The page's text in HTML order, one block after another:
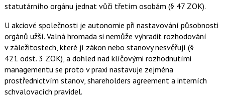
statutárního orgánu jednat vůči třetím osobám (§ 47 ZOK).
U akciové společnosti je autonomie při nastavování působnosti
orgánů užší. Valná hromada si nemůže vyhradit rozhodování
v záležitostech, které jí zákon nebo stanovy nesvěřují (§
421 odst. 3 ZOK), a dohled nad klíčovými rozhodnutími
managementu se proto v praxi nastavuje zejména
prostřednictvím stanov, shareholders agreement a interních
schvalovacích pravidel.